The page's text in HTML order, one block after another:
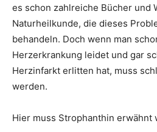
es schon zahlreiche Bücher und
Naturheilkunde, die dieses
behandeln. Doch wenn man
Herzerkrankung leidet und gar
Herzinfarkt erlitten hat, muss
werden.
Hier muss Strophanthin erwähnt